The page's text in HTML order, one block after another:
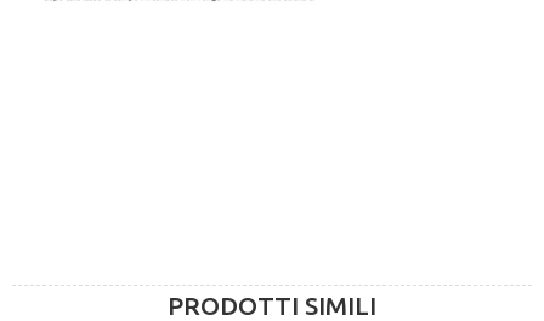
PRODOTTI SIMILI